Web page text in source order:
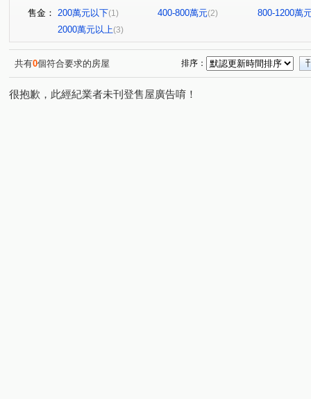
環市路一段(1) (1) 科專三路 武昌街(1)
中
公園一街(2) 科學路
光德路(1)
售金： 200萬元以下(1) 400-800萬元(2)
800-1200萬
2000萬元以上(3)
共有0個符合要求的房屋 排序：
很抱歉，此經紀業者未刊登售屋廣告唷！